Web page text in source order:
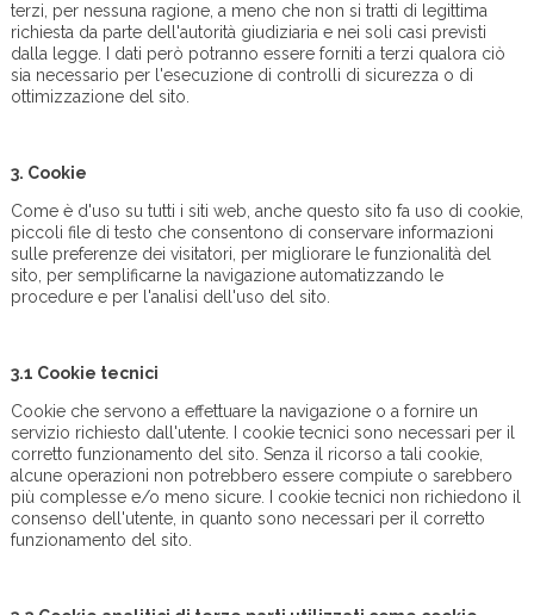
terzi, per nessuna ragione, a meno che non si tratti di legittima
richiesta da parte dell'autorità giudiziaria e nei soli casi previsti
dalla legge. I dati però potranno essere forniti a terzi qualora ciò
sia necessario per l'esecuzione di controlli di sicurezza o di
ottimizzazione del sito.
3. Cookie
Come è d'uso su tutti i siti web, anche questo sito fa uso di cookie,
piccoli file di testo che consentono di conservare informazioni
sulle preferenze dei visitatori, per migliorare le funzionalità del
sito, per semplificarne la navigazione automatizzando le
procedure e per l'analisi dell'uso del sito.
3.1 Cookie tecnici
Cookie che servono a effettuare la navigazione o a fornire un
servizio richiesto dall'utente. I cookie tecnici sono necessari per il
corretto funzionamento del sito. Senza il ricorso a tali cookie,
alcune operazioni non potrebbero essere compiute o sarebbero
più complesse e/o meno sicure. I cookie tecnici non richiedono il
consenso dell'utente, in quanto sono necessari per il corretto
funzionamento del sito.